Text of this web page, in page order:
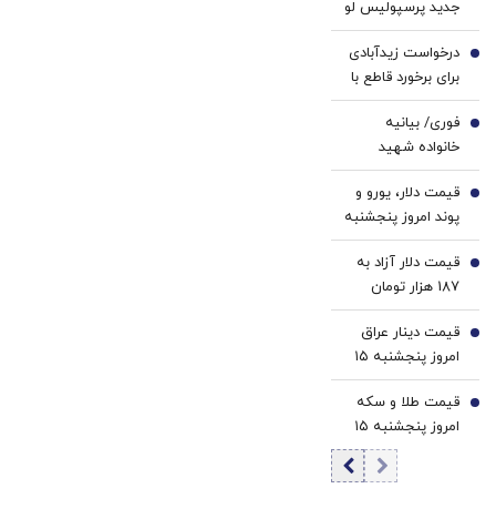
ترمیم
کننده
23
روزه
ساخت!
کننده
خانگی
جدید پرسپولیس لو
رفت
درخواست زیدآبادی
برای برخورد قاطع با
خرازی/ مصونیت
تندروها از کجا
می‌آید؟
2
فوری/ بیانیه
خانواده شهید
لاریجانی در واکنش
به ادعای جنجالی
سردار کوثری
3
قیمت دلار، یورو و
پوند امروز پنجشنبه
۱۵ مرداد 1405/
کاهش قیمت دلار و
یورو
4
قیمت دلار آزاد به
187 هزار تومان
رسید
5
قیمت دینار عراق
امروز پنجشنبه ۱۵
مرداد 1405/ کاهش
قیمت دینار
6
قیمت طلا و سکه
امروز پنجشنبه ۱۵
مرداد ۱۴۰۵/افزایش
قیمت طلا و سکه
7